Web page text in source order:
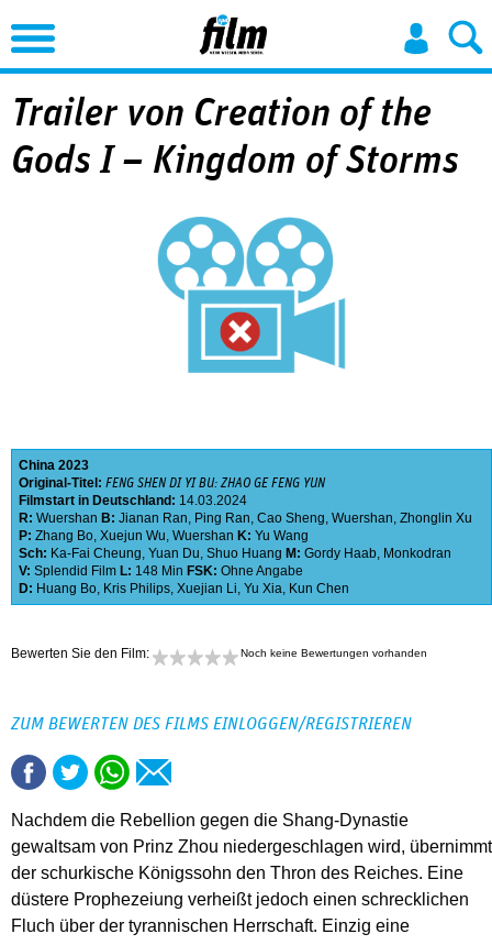
Jump to Navigation
Trailer von Creation of the
Gods I – Kingdom of Storms
China 2023
Original-Titel: FENG SHEN DI YI BU: ZHAO GE FENG YUN
Filmstart in Deutschland: 14.03.2024
R: Wuershan B: Jianan Ran Ping Ran Cao Sheng Wuershan Zhonglin Xu
P: Zhang Bo Xuejun Wu Wuershan K: Yu Wang
Sch: Ka-Fai Cheung Yuan Du Shuo Huang M: Gordy Haab Monkodran
V: Splendid Film L: 148 Min FSK: Ohne Angabe
D: Huang Bo Kris Philips Xuejian Li Yu Xia Kun Chen
Bewerten Sie den Film: Noch keine Bewertungen vorhanden
ZUM BEWERTEN DES FILMS EINLOGGEN/REGISTRIEREN
Nachdem die Rebellion gegen die Shang-Dynastie
gewaltsam von Prinz Zhou niedergeschlagen wird, übernimmt
der schurkische Königssohn den Thron des Reiches. Eine
düstere Prophezeiung verheißt jedoch einen schrecklichen
Fluch über der tyrannischen Herrschaft. Einzig eine